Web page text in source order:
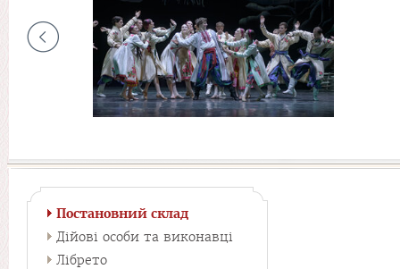
Постановний склад
Дійові особи та виконавці
Лібрето